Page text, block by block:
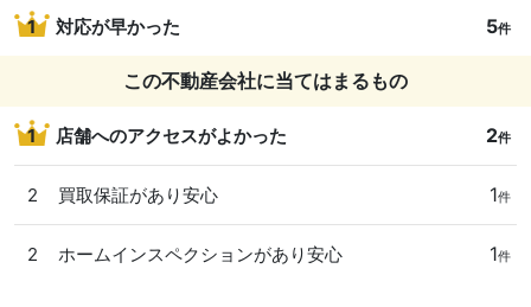
1 対応が早かった 5件
この不動産会社に当てはまるもの
1 店舗へのアクセスがよかった 2件
2 買取保証があり安心 1件
2 ホームインスペクションがあり安心 1件